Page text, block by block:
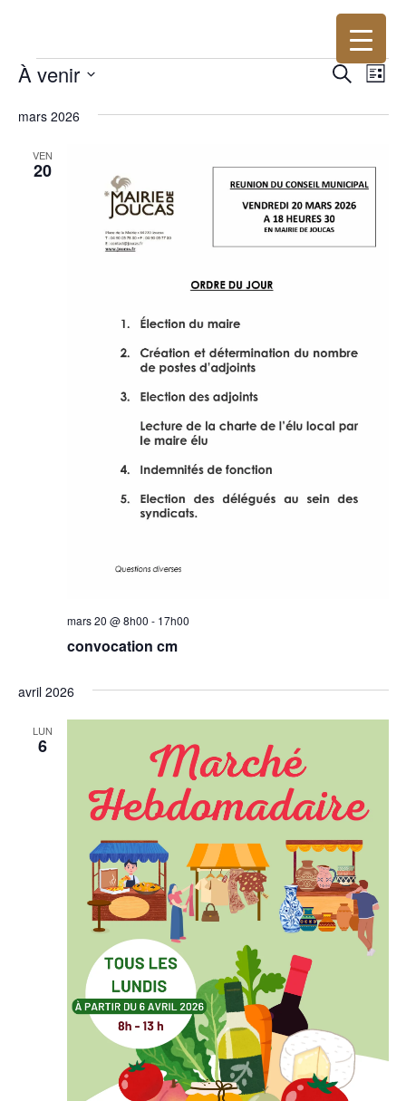
Évènements
vues
Recherche
de
Liste
À venir
une
mars 2026
VEN
20
convocation cm
mars 20 @ 8h00 - 17h00
avril 2026
LUN
6